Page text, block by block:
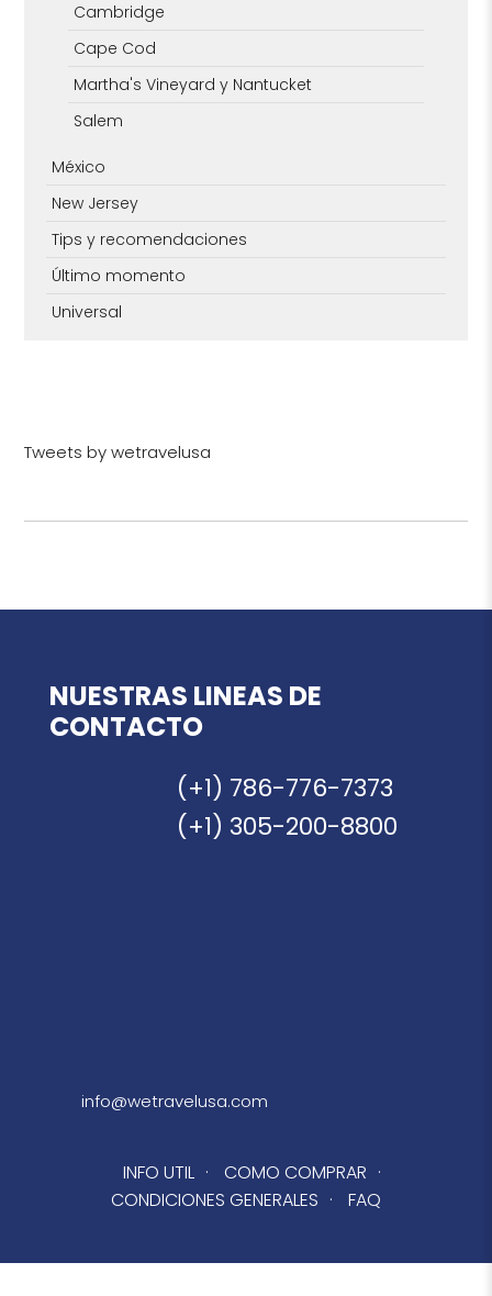
Cambridge
Cape Cod
Martha's Vineyard y Nantucket
Salem
México
New Jersey
Tips y recomendaciones
Último momento
Universal
Tweets by wetravelusa
NUESTRAS LINEAS DE
CONTACTO
(+1) 786-776-7373
(+1) 305-200-8800
info@wetravelusa.com
INFO UTIL · COMO COMPRAR ·
CONDICIONES GENERALES · FAQ